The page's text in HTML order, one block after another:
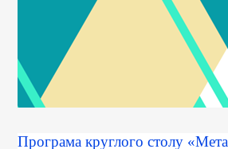
Програма круглого столу